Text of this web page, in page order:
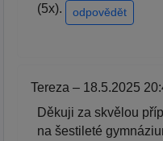
(5x).
odpovědět
Tereza – 18.5.2025
Děkuji za skvělou
na šestileté